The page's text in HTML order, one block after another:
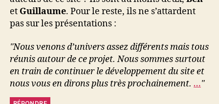
et Guillaume. Pour le reste, ils ne s’attardent
pas sur les présentations :
"Nous venons d’univers assez différents mais tous
réunis autour de ce projet. Nous sommes surtout
en train de continuer le développement du site et
nous vous en dirons plus très prochainement. …"